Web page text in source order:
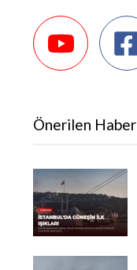
Önerilen